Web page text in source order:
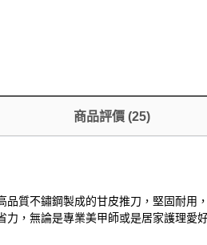
商品評價 (25)
質不鏽鋼製成的甘皮推刀，堅固耐
，無論是專業美甲師或是居家護理愛